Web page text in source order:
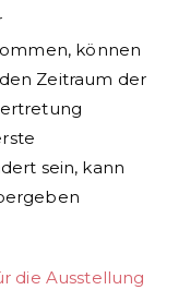
können
Zeitraum der
sein, kann
die Ausstellung